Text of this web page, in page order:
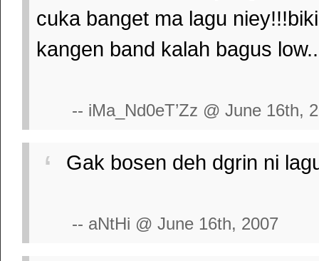
cuka banget ma lagu
kangen band kalah bagus
-- iMa_Nd0eT’Zz @ June 16th,
Gak bosen deh dgrin ni
-- aNtHi @ June 16th, 2007